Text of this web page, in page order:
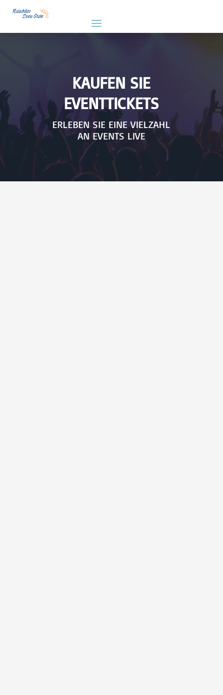
KAUFEN SIE
EVENTTICKETS
ERLEBEN SIE EINE VIELZAHL
AN EVENTS LIVE